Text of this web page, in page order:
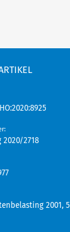
:
2020/2718
2001,